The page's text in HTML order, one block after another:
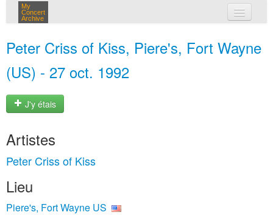
My
Concert
Archive
Peter Criss of Kiss, Piere's, Fort Wayne
(US) - 27 oct. 1992
J'y étais
Artistes
Peter Criss of Kiss
Lieu
Piere's, Fort Wayne US